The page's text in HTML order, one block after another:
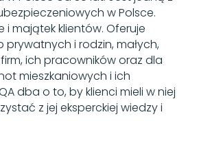
w Polsce.
i majątek klientów. Oferuje
i rodzin, małych,
ich pracowników oraz dla
mieszkaniowych i ich
dba o to, by klienci mieli w niej
z jej eksperckiej wiedzy i